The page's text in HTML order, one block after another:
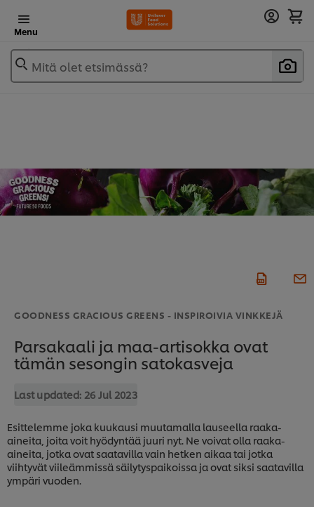
Menu
Mitä olet etsimässä?
GOODNESS GRACIOUS GREENS - INSPIROIVIA VINKKEJÄ
Parsakaali ja maa-artisokka ovat
tämän sesongin satokasveja
Last updated: 26 Jul 2023
Esittelemme joka kuukausi muutamalla lauseella raaka-
aineita, joita voit hyödyntää juuri nyt. Ne voivat olla raaka-
aineita, jotka ovat saatavilla vain hetken aikaa tai jotka
viihtyvät viileämmissä säilytyspaikoissa ja ovat siksi saatavilla
ympäri vuoden.